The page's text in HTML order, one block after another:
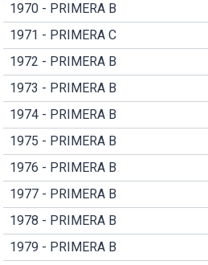
1970 - PRIMERA B
1971 - PRIMERA C
1972 - PRIMERA B
1973 - PRIMERA B
1974 - PRIMERA B
1975 - PRIMERA B
1976 - PRIMERA B
1977 - PRIMERA B
1978 - PRIMERA B
1979 - PRIMERA B